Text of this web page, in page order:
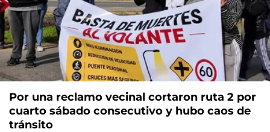
Por una reclamo vecinal cortaron ruta 2 por
cuarto sábado consecutivo y hubo caos de
tránsito